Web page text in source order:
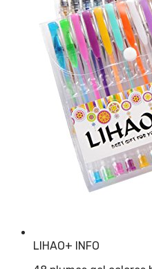
LIHAO+ INFO